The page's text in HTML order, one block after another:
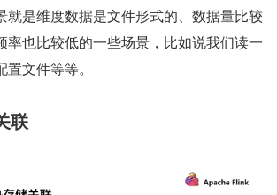
就是维度数据是文件形式的、数据量比较
率也比较低的一些场景，比如说我们读一
文件等等。
联